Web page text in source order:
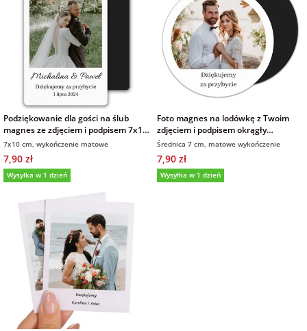
Podziękowanie dla gości na ślub
magnes ze zdjęciem i podpisem 7x10
cm wykończenie matowe
7x10 cm, wykończenie matowe
7,90 zł
Wysyłka w 1 dzień
Foto magnes na lodówkę z Twoim
zdjęciem i podpisem okrągły
wykończenie matowe
Średnica 7 cm, matowe wykończenie
7,90 zł
Wysyłka w 1 dzień